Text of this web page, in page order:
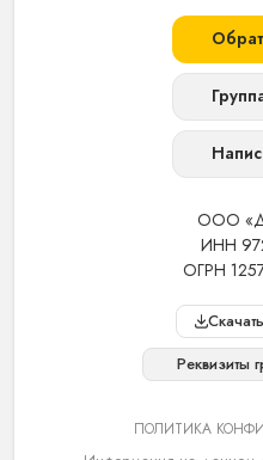
ООО
ИНН
ОГРН
Реквизиты
ПОЛИТИКА